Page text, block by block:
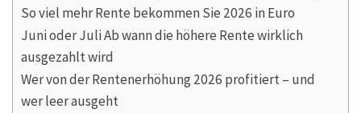
So viel mehr Rente bekommen Sie 2026 in Euro
Juni oder Juli Ab wann die höhere Rente wirklich
ausgezahlt wird
Wer von der Rentenerhöhung 2026 profitiert – und
wer leer ausgeht